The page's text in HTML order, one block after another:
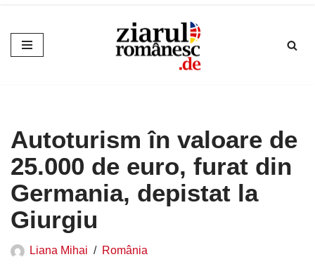
Sari
la
Autoturism în valoare de
25.000 de euro, furat din
Germania, depistat la
Giurgiu
Liana Mihai România